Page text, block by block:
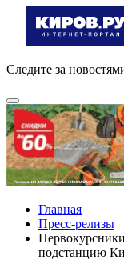
Следите за
Главная
Пресс-релизы
подстанцию